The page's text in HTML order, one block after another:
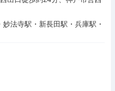
法寺駅・新長田駅・兵庫駅・